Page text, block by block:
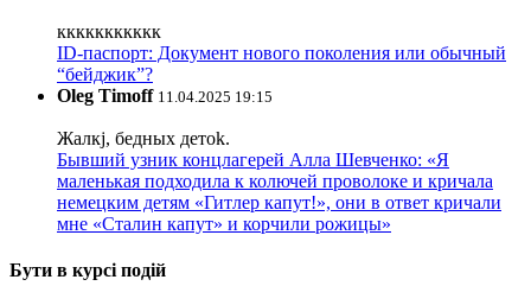
ккккккккккк
ID-паспорт: Документ нового поколения или обычный
“бейджик”?
Oleg Timoff 11.04.2025 19:15
Жалкj, бедных детok.
Бывший узник концлагерей Алла Шевченко: «Я
маленькая подходила к колючей проволоке и кричала
немецким детям «Гитлер капут!», они в ответ кричали
мне «Сталин капут» и корчили рожицы»
Бути в курсі подій